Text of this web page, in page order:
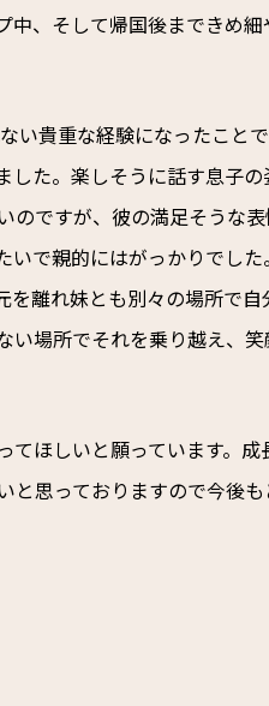
中、そして帰国後まできめ
い貴重な経験になったこと
た。楽しそうに話す息子
のですが、彼の満足そうな
で親的にはがっかりでし
離れ妹とも別々の場所で
場所でそれを乗り越え、
ほしいと願っています。
思っておりますので今後